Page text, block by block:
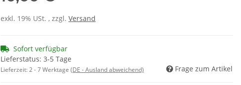
exkl. 19% USt. , zzgl. Versand
Sofort verfügbar
Lieferstatus: 3-5 Tage
Lieferzeit:2 - 7 Werktage (DE - Ausland abweichend) Frage zum Artikel